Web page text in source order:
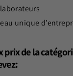
unique
prix de la
: